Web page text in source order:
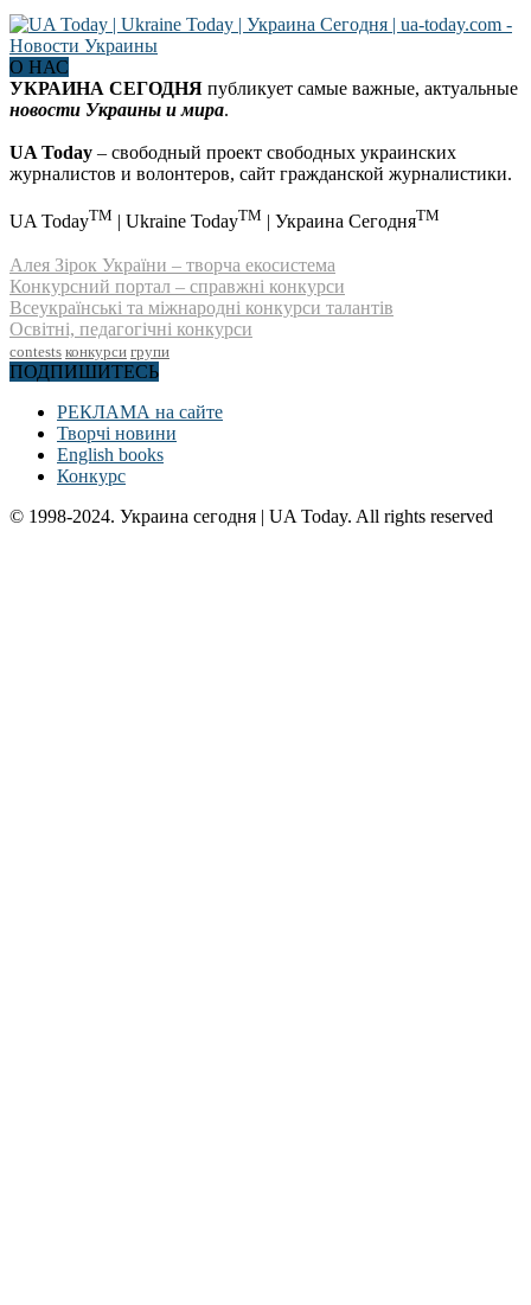
О НАС
УКРАИНА СЕГОДНЯ публикует самые важные, актуальные
новости Украины и мира.
UA Today – свободный проект свободных украинских
журналистов и волонтеров, сайт гражданской журналистики.
UA TodayTM | Ukraine TodayTM | Украина СегодняTM
Алея Зірок України – творча екосистема
Конкурсний портал – справжні конкурси
Всеукраїнські та міжнародні конкурси талантів
Освітні, педагогічні конкурси
contests конкурси групи
ПОДПИШИТЕСЬ
РЕКЛАМА на сайте
Творчі новини
English books
Конкурс
© 1998-2024. Украина сегодня | UA Today. All rights reserved